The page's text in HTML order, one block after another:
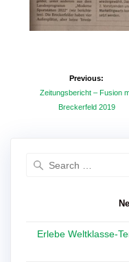
Previous:
Previous
Zeitungsbericht – Fusion
Breckerfeld 2019
Erlebe Weltklasse-